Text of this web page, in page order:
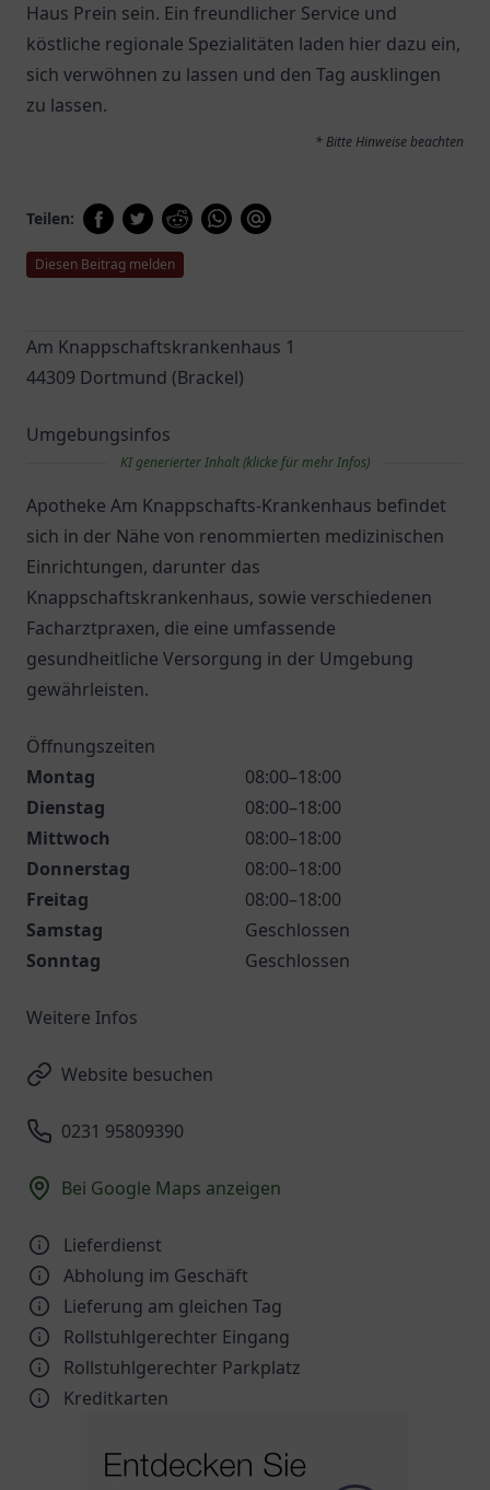
Haus Prein sein. Ein freundlicher Service und
köstliche regionale Spezialitäten laden hier dazu ein,
sich verwöhnen zu lassen und den Tag ausklingen
zu lassen.
* Bitte Hinweise beachten
Teilen:
Diesen Beitrag melden
Am Knappschaftskrankenhaus 1
44309 Dortmund (Brackel)
Umgebungsinfos
KI generierter Inhalt (klicke für mehr Infos)
Apotheke Am Knappschafts-Krankenhaus befindet
sich in der Nähe von renommierten medizinischen
Einrichtungen, darunter das
Knappschaftskrankenhaus, sowie verschiedenen
Facharztpraxen, die eine umfassende
gesundheitliche Versorgung in der Umgebung
gewährleisten.
Öffnungszeiten
Montag
08:00–18:00
Dienstag
08:00–18:00
Mittwoch
08:00–18:00
Donnerstag
08:00–18:00
Freitag
08:00–18:00
Samstag
Geschlossen
Sonntag
Geschlossen
Weitere Infos
Website besuchen
0231 95809390
Bei Google Maps anzeigen
Lieferdienst
Abholung im Geschäft
Lieferung am gleichen Tag
Rollstuhlgerechter Eingang
Rollstuhlgerechter Parkplatz
Kreditkarten